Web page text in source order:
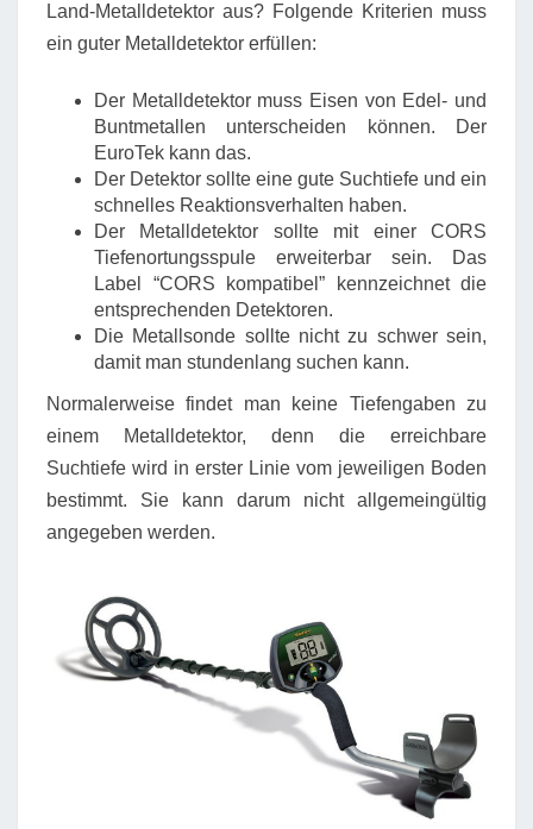
Land-Metalldetektor aus? Folgende Kriterien muss
ein guter Metalldetektor erfüllen:
Der Metalldetektor muss Eisen von Edel- und
Buntmetallen unterscheiden können. Der
EuroTek kann das.
Der Detektor sollte eine gute Suchtiefe und ein
schnelles Reaktionsverhalten haben.
Der Metalldetektor sollte mit einer CORS
Tiefenortungsspule erweiterbar sein. Das
Label “CORS kompatibel” kennzeichnet die
entsprechenden Detektoren.
Die Metallsonde sollte nicht zu schwer sein,
damit man stundenlang suchen kann.
Normalerweise findet man keine Tiefengaben zu
einem Metalldetektor, denn die erreichbare
Suchtiefe wird in erster Linie vom jeweiligen Boden
bestimmt. Sie kann darum nicht allgemeingültig
angegeben werden.